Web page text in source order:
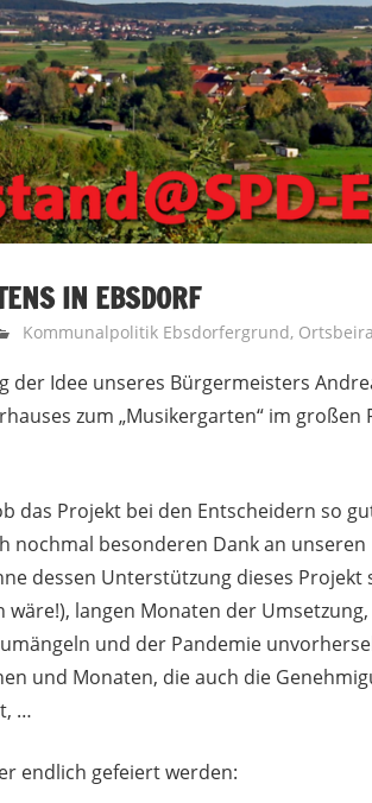
IN EBSDORF
Kommunalpolitik Ebsdorfergrund,
Idee unseres Bürgermeisters
zum „Musikergarten“ im großen
das Projekt bei den Entscheidern so
nochmal besonderen Dank an unseren
dessen Unterstützung dieses Projekt
langen Monaten der Umsetzung,
und der Pandemie
und Monaten, die auch die
…
endlich gefeiert werden: